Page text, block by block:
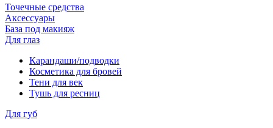
Точечные средства
Аксессуары
База под макияж
Для глаз
Карандаши/подводки
Косметика для бровей
Тени для век
Тушь для ресниц
Для губ